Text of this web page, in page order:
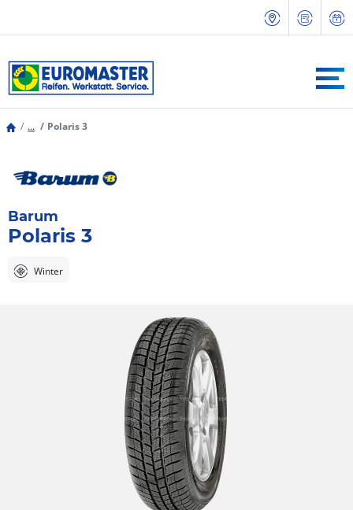
... Polaris 3
Barum
Polaris 3
Winter